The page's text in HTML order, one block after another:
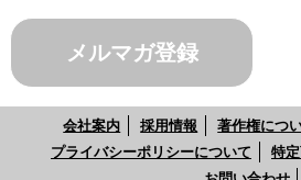
メルマガ登録
会社案内 採用情報 著作権につ
プライバシーポリシーについて
特